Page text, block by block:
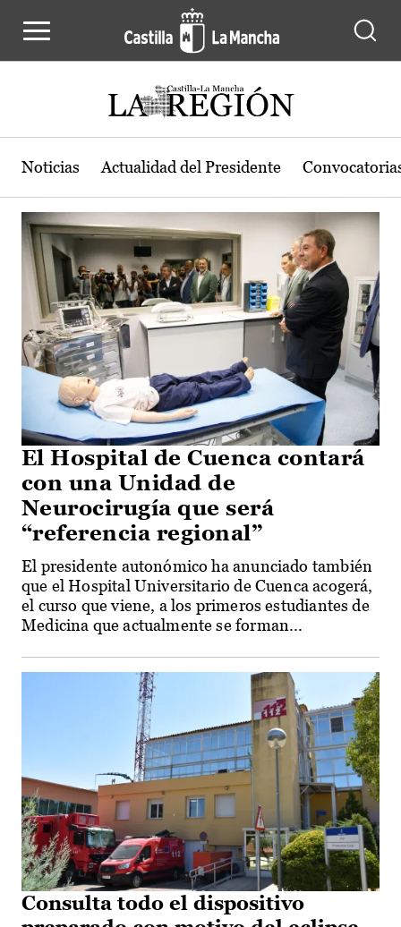
Actualidad de la región de Castilla-
Noticias Actualidad del Presidente
El Hospital de Cuenca contará
con una Unidad de
Neurocirugía que será
“referencia regional”
El presidente autonómico ha anunciado también
que el Hospital Universitario de Cuenca acogerá,
el curso que viene, a los primeros estudiantes de
Medicina que actualmente se forman...
Consulta todo el dispositivo